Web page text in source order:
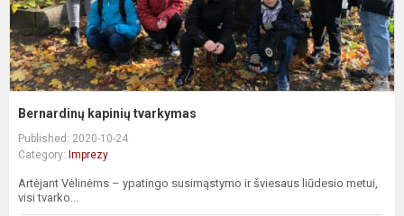
Bernardinų kapinių tvarkymas
Published: 2020-10-24
Category: Imprezy
Artėjant Vėlinėms – ypatingo susimąstymo ir šviesaus liūdesio metui,
visi tvarko...